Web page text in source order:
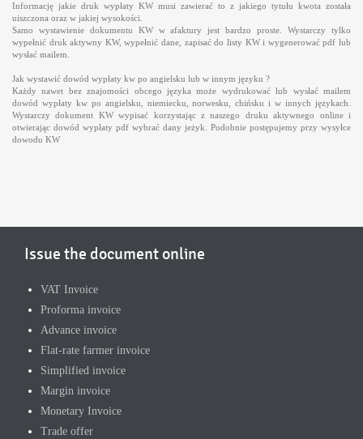
Informację jakie druk wypłaty KW musi zawierać to z jakiego tytułu kwota została
uiszczona oraz w jakiej wysokości.
Samo wystawienie dokumentu KW w afaktury jest bardzo proste. Wystarczy tylko
wypełnić druk aktywny KW, wypełnić dane, zapisać do listy KW i wygenerować pdf lub
wysłać mailem.
Jak wystawić dowód wypłaty kw po angielsku lub w innym języku ?
Każdy nawet bez znajomości obcego języka może wydrukować lub wysłać mailem
dowód wypłaty kw po angielsku, niemiecku, norwesku, chińsku i w innych językach.
Wystarczy dokument KW wypisać korzystając z naszego druku aktywnego online i
otwierając dowód wypłaty pdf wybrać dany jeżyk. Podobnie postępujemy przy wysyłce
dowodu KW
Issue the document online
VAT Invoice
Proforma invoice
Advance invoice
Flat-rate farmer invoice
Simplified invoice
Margin invoice
Monetary Invoice
Trade offer